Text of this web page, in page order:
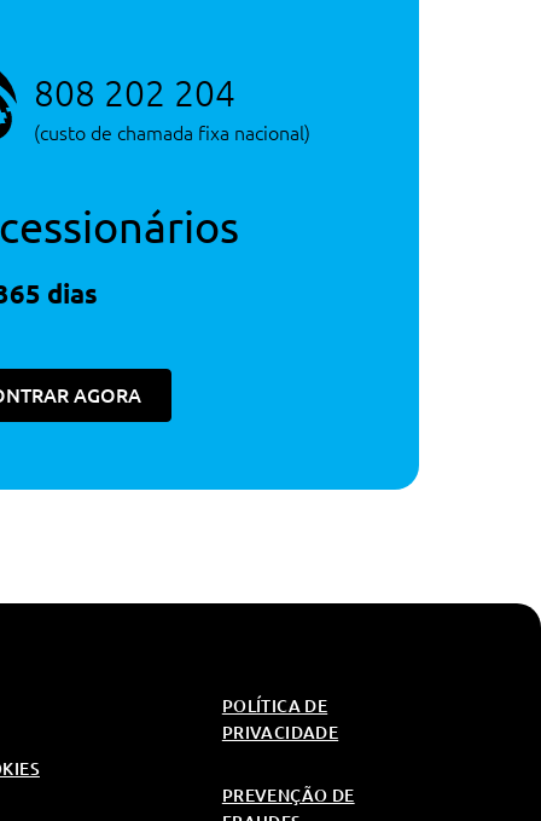
808 202 204
(custo de chamada fixa nacional)
dias
AGORA
POLÍTICA DE
PRIVACIDADE
PREVENÇÃO DE